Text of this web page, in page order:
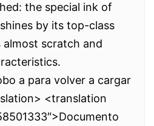
the special ink of
by its top-class
scratch and
a para volver a cargar
<translation